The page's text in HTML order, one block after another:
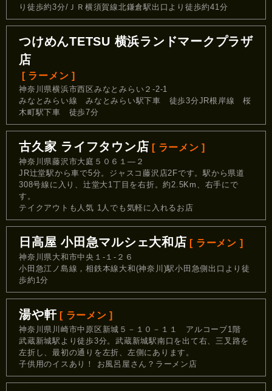
り徒歩約3分/ＪＲ横須賀線北鎌倉駅出口より徒歩約41分
つけめんTETSU 横浜ランドマークプラザ
店
[ ラーメン ]
神奈川県横浜市西区みなとみらい２-2-1
みなとみらい線 みなとみらい駅下車 徒歩3分JR根岸線 桜
木町駅下車 徒歩7分
古久家 ライフタウン店 [ ラーメン ]
神奈川県藤沢市大庭５０６１―２
JR辻堂駅から車で5分。ジャスコ藤沢店2Fです。駅から県道
308号線に入り、辻堂大1丁目を右折。約2.5Km、右手にで
す。
テイクアウトも人気 1人でも気軽に入れるお店
日高屋 小田急マルシェ大和店 [ ラーメン ]
神奈川県大和市中央１‐１‐２６
小田急江ノ島線，相鉄本線大和(神奈川)駅小田急側出口より徒
歩約1分
湯や軒 [ ラーメン ]
神奈川県川崎市中原区新城５－１０－１１ アルコーブ1階
武蔵新城駅より徒歩3分。武蔵新城駅南口を出て右、三叉路を
左折し、最初の通りを左折、左側にあります。
子供用のイスあり！ お風呂屋さん？ラーメン店